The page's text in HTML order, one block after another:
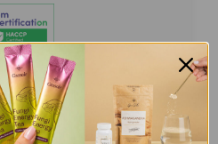
saugos sertifikatas.